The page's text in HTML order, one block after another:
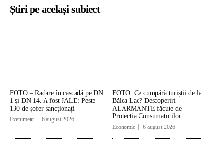
Știri pe același subiect
FOTO – Radare în cascadă pe DN
1 și DN 14. A fost JALE: Peste
130 de șofer sancționați
Eveniment 6 august 2026
FOTO: Ce cumpără turiștii de la
Bâlea Lac? Descoperiri
ALARMANTE făcute de
Protecția Consumatorilor
Economie 6 august 2026